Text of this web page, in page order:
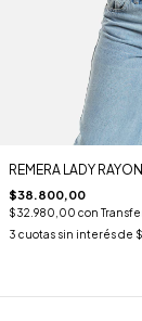
REMERA LADY
$38.800,00
$32.980,00 con
3 cuotas sin interés de